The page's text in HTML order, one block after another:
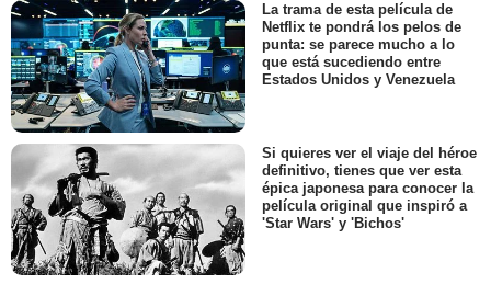
La trama de esta película de
Netflix te pondrá los pelos de
punta: se parece mucho a lo
que está sucediendo entre
Estados Unidos y Venezuela
Si quieres ver el viaje del héroe
definitivo, tienes que ver esta
épica japonesa para conocer la
película original que inspiró a
'Star Wars' y 'Bichos'